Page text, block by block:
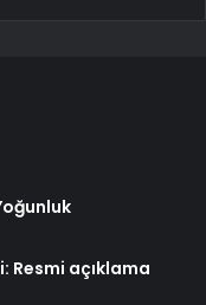
Resmi açıklama